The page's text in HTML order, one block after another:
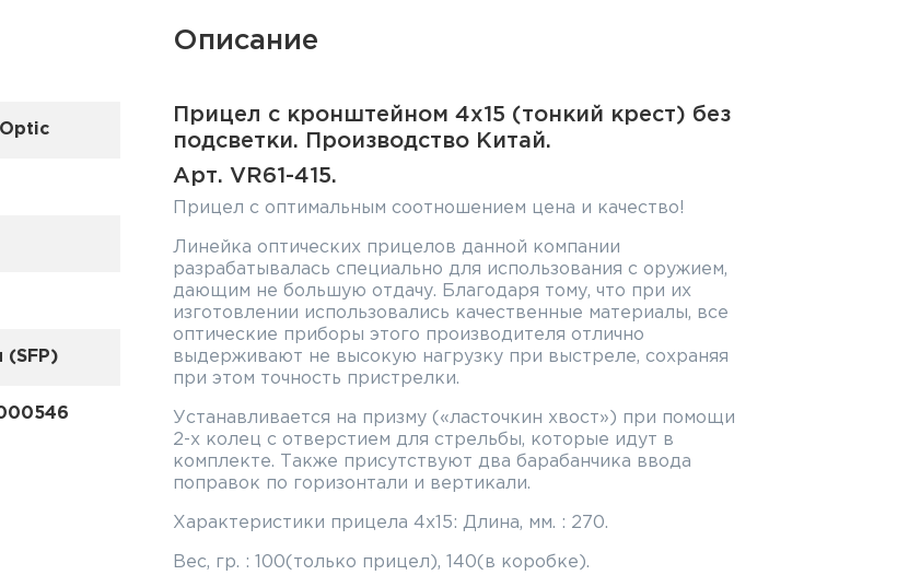
(SFP)
Описание
Прицел с кронштейном 4x15 (тонкий крест) без
подсветки. Производство Китай.
Арт. VR61-415.
Прицел с оптимальным соотношением цена и качество!
Линейка оптических прицелов данной компании
разрабатывалась специально для использования с оружием,
дающим не большую отдачу. Благодаря тому, что при их
изготовлении использовались качественные материалы, все
оптические приборы этого производителя отлично
выдерживают не высокую нагрузку при выстреле, сохраняя
при этом точность пристрелки.
Устанавливается на призму («ласточкин хвост») при помощи
2-х колец с отверстием для стрельбы, которые идут в
комплекте. Также присутствуют два барабанчика ввода
поправок по горизонтали и вертикали.
Характеристики прицела 4х15: Длина, мм. : 270.
Вес, гр. : 100(только прицел), 140(в коробке).